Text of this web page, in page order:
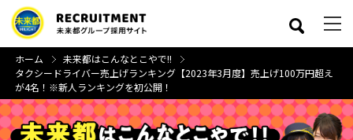
ホーム
未来都はこんなとこやで!!
タクシードライバー売上げランキング【2023年3月度】売上げ100万円超え
が4名！※新人ランキングを初公開！